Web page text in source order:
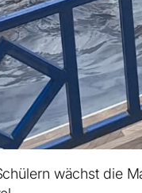
wächst die